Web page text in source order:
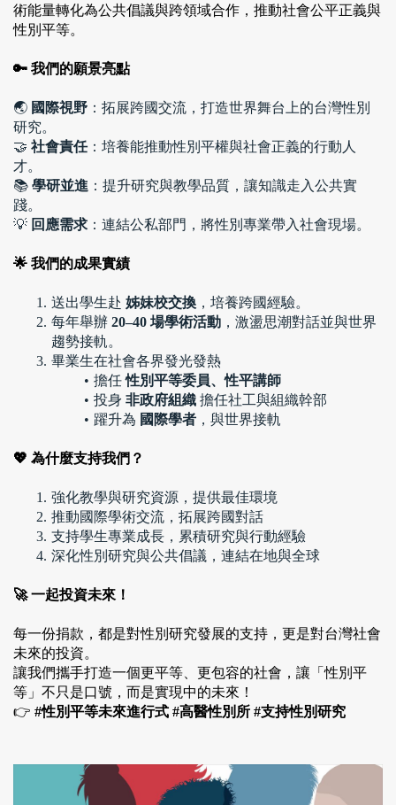
術能量轉化為公共倡議與跨領域合作，推動社會公平正義與
性別平等。
🔑 我們的願景亮點
🌏 國際視野 ：拓展跨國交流，打造世界舞台上的台灣性別
研究。
🤝 社會責任：培養能推動性別平權與社會正義的行動人
才。
📚 學研並進 ：提升研究與教學品質，讓知識走入公共實
踐。
💡 回應需求 ：連結公私部門，將性別專業帶入社會現場。
🌟 我們的成果實績
送出學生赴 姊妹校交換 ，培養跨國經驗。
每年舉辦 20–40 場學術活動 ，激盪思潮對話並與世界
趨勢接軌。
畢業生在社會各界發光發熱
擔任 性別平等委員、性平講師
投身 非政府組織 擔任社工與組織幹部
躍升為 國際學者 ，與世界接軌
💖 為什麼支持我們？
強化教學與研究資源，提供最佳環境
推動國際學術交流，拓展跨國對話
支持學生專業成長，累積研究與行動經驗
深化性別研究與公共倡議，連結在地與全球
🚀 一起投資未來！
每一份捐款，都是對性別研究發展的支持，更是對台灣社會
未來的投資。
讓我們攜手打造一個更平等、更包容的社會，讓「性別平
等」不只是口號，而是實現中的未來！
👉 #性別平等未來進行式 #高醫性別所 #支持性別研究